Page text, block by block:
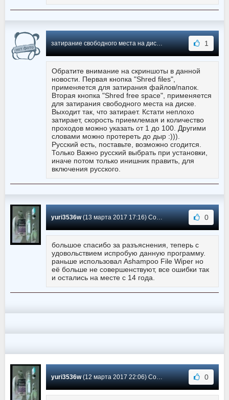
затирание свободного места на диске (13 марта 2017 00:53) Сообщение #41 1
Обратите внимание на скриншоты в данной
новости. Первая кнопка "Shred files",
применяется для затирания файлов/папок.
Вторая кнопка "Shred free space", применяется
для затирания свободного места на диске.
Выходит так, что затирает. Кстати неплохо
затирает, скорость приемлемая и количество
проходов можно указать от 1 до 100. Другими
словами можно протереть до дыр :))).
Русский есть, поставьте, возможно сгодится.
Только Важно русский выбрать при установки,
иначе потом только инишник править, для
включения русского.
yuri3536w(13 марта 2017 17:16) Сообщение #40 0
большое спасибо за разъяснения, теперь с
удовольствием испробую данную программу.
раньше использовал Ashampoo File Wiper но
её больше не совершенствуют, все ошибки так
и остались на месте с 14 года.
yuri3536w(12 марта 2017 22:06) Сообщение #39 0